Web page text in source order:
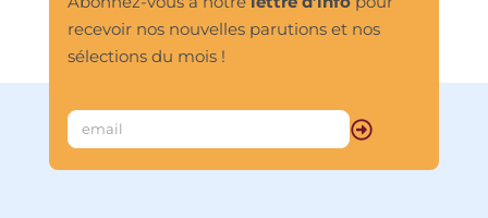
recevoir nos nouvelles parutions et nos
sélections du mois !